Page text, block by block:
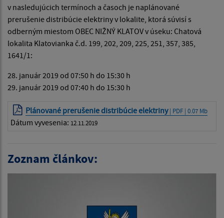
v nasledujúcich termínoch a časoch je naplánované
prerušenie distribúcie elektriny v lokalite, ktorá súvisí s
odberným miestom OBEC NIŽNÝ KLATOV v úseku: Chatová
lokalita Klatovianka č.d. 199, 202, 209, 225, 251, 357, 385,
1641/1:
28. január 2019 od 07:50 h do 15:30 h
29. január 2019 od 07:40 h do 15:30 h
Plánované prerušenie distribúcie elektriny| PDF | 0.07 Mb
Dátum vyvesenia: 12.11.2019
Zoznam článkov: